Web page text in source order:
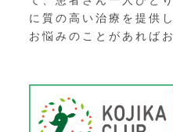
に質の高い治療を提供
お悩みのことがあれば